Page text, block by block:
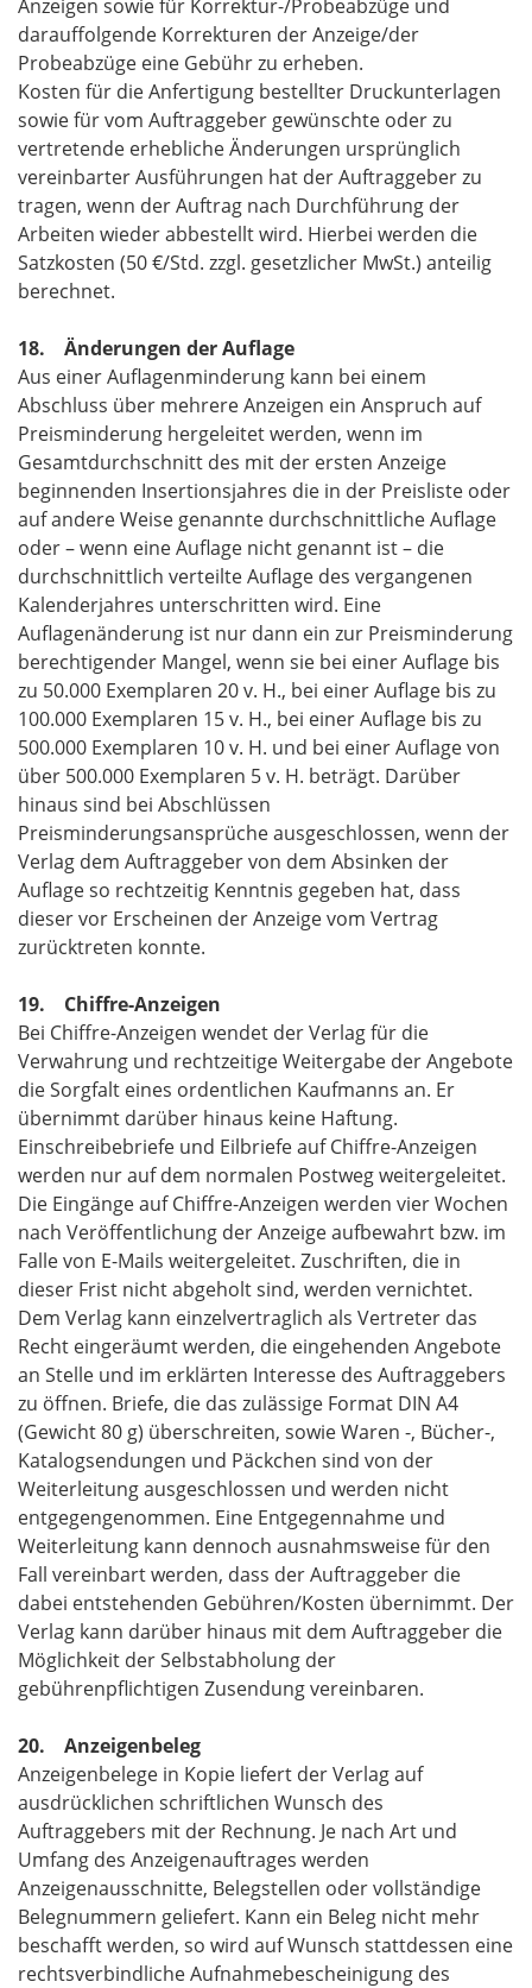
Anzeigen sowie für Korrektur-/Probeabzüge und
darauffolgende Korrekturen der Anzeige/der
Probeabzüge eine Gebühr zu erheben.
Kosten für die Anfertigung bestellter Druckunterlagen
sowie für vom Auftraggeber gewünschte oder zu
vertretende erhebliche Änderungen ursprünglich
vereinbarter Ausführungen hat der Auftraggeber zu
tragen, wenn der Auftrag nach Durchführung der
Arbeiten wieder abbestellt wird. Hierbei werden die
Satzkosten (50 €/Std. zzgl. gesetzlicher MwSt.) anteilig
berechnet.
18. Änderungen der Auflage
Aus einer Auflagenminderung kann bei einem
Abschluss über mehrere Anzeigen ein Anspruch auf
Preisminderung hergeleitet werden, wenn im
Gesamtdurchschnitt des mit der ersten Anzeige
beginnenden Insertionsjahres die in der Preisliste oder
auf andere Weise genannte durchschnittliche Auflage
oder – wenn eine Auflage nicht genannt ist – die
durchschnittlich verteilte Auflage des vergangenen
Kalenderjahres unterschritten wird. Eine
Auflagenänderung ist nur dann ein zur Preisminderung
berechtigender Mangel, wenn sie bei einer Auflage bis
zu 50.000 Exemplaren 20 v. H., bei einer Auflage bis zu
100.000 Exemplaren 15 v. H., bei einer Auflage bis zu
500.000 Exemplaren 10 v. H. und bei einer Auflage von
über 500.000 Exemplaren 5 v. H. beträgt. Darüber
hinaus sind bei Abschlüssen
Preisminderungsansprüche ausgeschlossen, wenn der
Verlag dem Auftraggeber von dem Absinken der
Auflage so rechtzeitig Kenntnis gegeben hat, dass
dieser vor Erscheinen der Anzeige vom Vertrag
zurücktreten konnte.
19. Chiffre-Anzeigen
Bei Chiffre-Anzeigen wendet der Verlag für die
Verwahrung und rechtzeitige Weitergabe der Angebote
die Sorgfalt eines ordentlichen Kaufmanns an. Er
übernimmt darüber hinaus keine Haftung.
Einschreibebriefe und Eilbriefe auf Chiffre-Anzeigen
werden nur auf dem normalen Postweg weitergeleitet.
Die Eingänge auf Chiffre-Anzeigen werden vier Wochen
nach Veröffentlichung der Anzeige aufbewahrt bzw. im
Falle von E-Mails weitergeleitet. Zuschriften, die in
dieser Frist nicht abgeholt sind, werden vernichtet.
Dem Verlag kann einzelvertraglich als Vertreter das
Recht eingeräumt werden, die eingehenden Angebote
an Stelle und im erklärten Interesse des Auftraggebers
zu öffnen. Briefe, die das zulässige Format DIN A4
(Gewicht 80 g) überschreiten, sowie Waren -, Bücher-,
Katalogsendungen und Päckchen sind von der
Weiterleitung ausgeschlossen und werden nicht
entgegengenommen. Eine Entgegennahme und
Weiterleitung kann dennoch ausnahmsweise für den
Fall vereinbart werden, dass der Auftraggeber die
dabei entstehenden Gebühren/Kosten übernimmt. Der
Verlag kann darüber hinaus mit dem Auftraggeber die
Möglichkeit der Selbstabholung der
gebührenpflichtigen Zusendung vereinbaren.
20. Anzeigenbeleg
Anzeigenbelege in Kopie liefert der Verlag auf
ausdrücklichen schriftlichen Wunsch des
Auftraggebers mit der Rechnung. Je nach Art und
Umfang des Anzeigenauftrages werden
Anzeigenausschnitte, Belegstellen oder vollständige
Belegnummern geliefert. Kann ein Beleg nicht mehr
beschafft werden, so wird auf Wunsch stattdessen eine
rechtsverbindliche Aufnahmebescheinigung des